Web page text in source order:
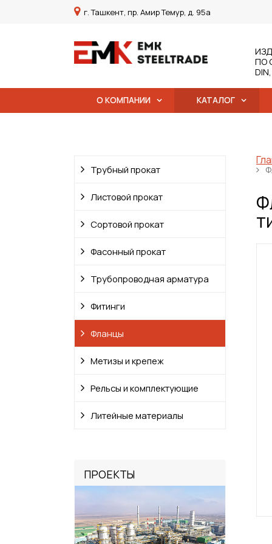
г. Ташкент, пр. Амир Темур, д. 95а
ПО
О КОМПАНИИ КАТАЛОГ
Трубный прокат
Листовой прокат
Сортовой прокат
Фасонный прокат
Трубопроводная арматура
Фитинги
Фланцы
Метизы и крепеж
Рельсы и комплектующие
Литейные материалы
ПРОЕКТЫ